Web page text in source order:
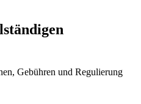
Gebühren und Regulierung